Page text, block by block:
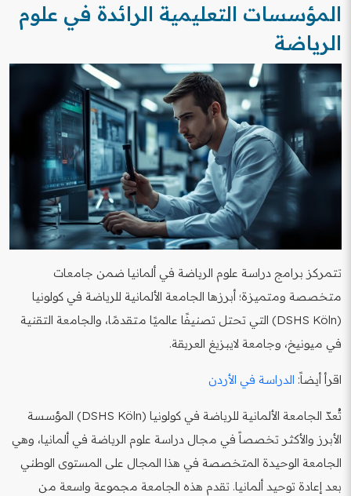
المؤسسات التعليمية الرائدة في علوم
الرياضة
تتمركز برامج دراسة علوم الرياضة في ألمانيا ضمن جامعات
متخصصة ومتميزة؛ أبرزها الجامعة الألمانية للرياضة في كولونيا
(DSHS Köln) التي تحتل تصنيفًا عالميًا متقدمًا، والجامعة التقنية
في ميونيخ، وجامعة لايبزيغ العريقة.
اقرأ أيضاً: الدراسة في الأردن
تُعدّ الجامعة الألمانية للرياضة في كولونيا (DSHS Köln) المؤسسة
الأبرز والأكثر تخصصاً في مجال دراسة علوم الرياضة في ألمانيا، وهي
الجامعة الوحيدة المتخصصة في هذا المجال على المستوى الوطني
بعد إعادة توحيد ألمانيا. تقدم هذه الجامعة مجموعة واسعة من